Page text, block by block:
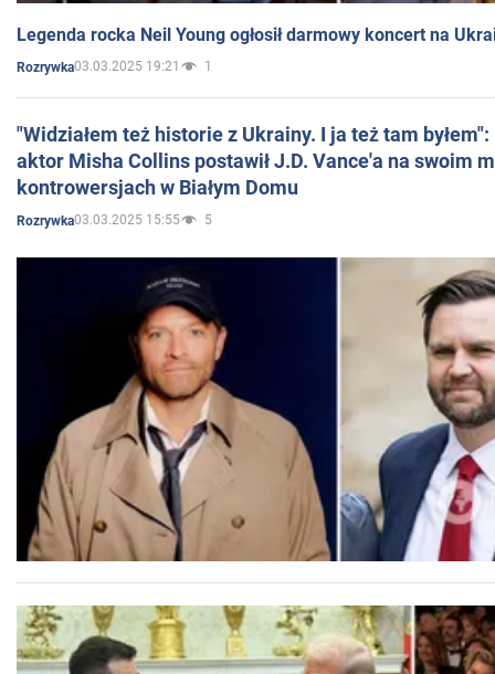
Legenda rocka Neil Young ogłosił darmowy koncert na
Rozrywka03.03.2025 19:21 1
"Widziałem też historie z Ukrainy. I ja też tam
aktor Misha Collins postawił J.D. Vance'a na swoim
kontrowersjach w Białym Domu
Rozrywka03.03.2025 15:55 5